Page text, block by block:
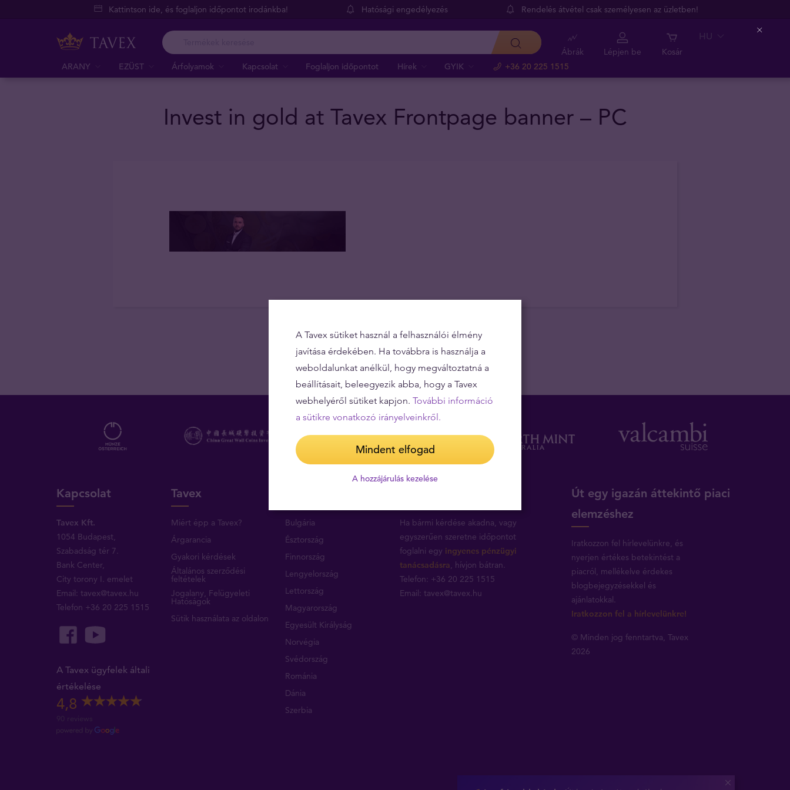
Kattintson ide, és foglaljon időpontot irodánkba! Hatósági engedélyezés Rendelés átvétel csak személyesen az üzletben!
ARANY EZÜST Árfolyamok Kapcsolat Foglaljon időpontot Hírek GYIK +36 20 225 1515
Ábrák Lépjen be Kosár
HU
Invest in gold at Tavex Frontpage banner – PC
Kapcsolat
Tavex Kft.
1054 Budapest,
Szabadság tér 7.
Bank Center,
City torony I. emelet
Email:tavex@tavex.hu
Telefon +36 20 225 1515
A Tavex ügyfelek általi
értékelése
4,8
90 reviews
Tavex
Miért épp a Tavex?
Árgarancia
Gyakori kérdések
Általános szerződési
feltételek
Jogalany, Felügyeleti
Hatóságok
Sütik használata az oldalon
Bulgária
Észtország
Finnország
Lengyelország
Lettország
Magyarország
Egyesült Királyság
Norvégia
Svédország
Románia
Dánia
Szerbia
Ha bármi kérdése akadna, vagy
egyszerűen szeretne időpontot
foglalni egy ingyenes pénzügyi
tanácsadásra , hívjon bátran.
Telefon: +36 20 225 1515
Email: tavex@tavex.hu
Út egy igazán áttekintő piaci
elemzéshez
Iratkozzon fel hírlevelünkre, és
nyerjen értékes betekintést a
piacról, mellékelve érdekes
blogbejegyzésekkel és
ajánlatokkal.
Iratkozzon fel a hírlevelünkre!
© Minden jog fenntartva, Tavex
2026
A Tavex sütiket használ a felhasználói élmény
javítása érdekében. Ha továbbra is használja a
weboldalunkat anélkül, hogy megváltoztatná a
beállításait, beleegyezik abba, hogy a Tavex
webhelyéről sütiket kapjon. További információ
a sütikre vonatkozó irányelveinkről.
Mindent elfogad
A hozzájárulás kezelése
Close